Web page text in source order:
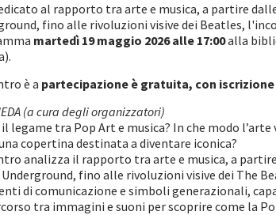
al rapporto tra arte e musica, a partire
fino alle rivoluzioni visive dei Beatles,
martedì 19 maggio 2026 alle 17:00alla
è a partecipazione è gratuita, con iscrizione
(a cura degli organizzatori)
il legame tra Pop Art e musica? In che modo
copertina destinata a diventare iconica?
analizza il rapporto tra arte e musica, a
fino alle rivoluzioni visive dei The
di comunicazione e simboli generazionali,
tra immagini e suoni per scoprire come la